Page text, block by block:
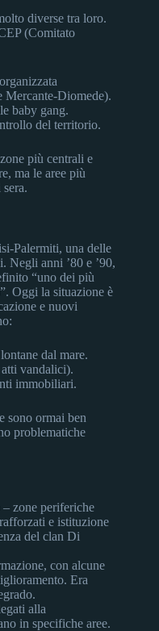
diverse tra loro.
(Comitato
Mercante-Diomede).
baby gang.
del territorio.
più centrali e
ma le aree più
Palermiti, una delle
Negli anni ’80 e ’90,
“uno dei più
Oggi la situazione è
e nuovi
dal mare.
vandalici).
immobiliari.
sono ormai ben
problematiche
– zone periferiche
e istituzione
del clan Di
con alcune
Era
alla
in specifiche aree.